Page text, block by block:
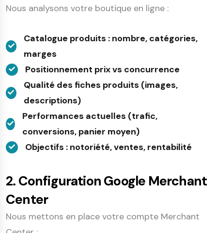
Nous analysons votre boutique en ligne :
Catalogue produits : nombre, catégories,
marges
Positionnement prix vs concurrence
Qualité des fiches produits (images,
descriptions)
Performances actuelles (trafic,
conversions, panier moyen)
Objectifs : notoriété, ventes, rentabilité
2. Configuration Google Merchant
Center
Nous mettons en place votre compte Merchant